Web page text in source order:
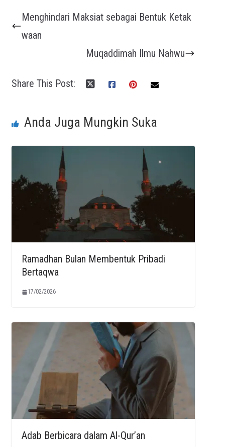
Menghindari Maksiat sebagai Bentuk Ketak
waan
Muqaddimah Ilmu Nahwu
Share This Post:
Anda Juga Mungkin Suka
Ramadhan Bulan Membentuk Pribadi
Bertaqwa
17/02/2026
Adab Berbicara dalam Al-Qur’an